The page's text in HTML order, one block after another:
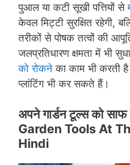
पुआल या कटी सूखी पत्तियों से
केवल मिट्टी सुरक्षित रहेगी,
तरीकों से पोषक तत्वों की
जलप्रतिधारण क्षमता में भी
को रोकने का काम भी करती
प्लांटिंग भी कर सकते हैं।
अपने गार्डन टूल्स को
Garden Tools At
Hindi